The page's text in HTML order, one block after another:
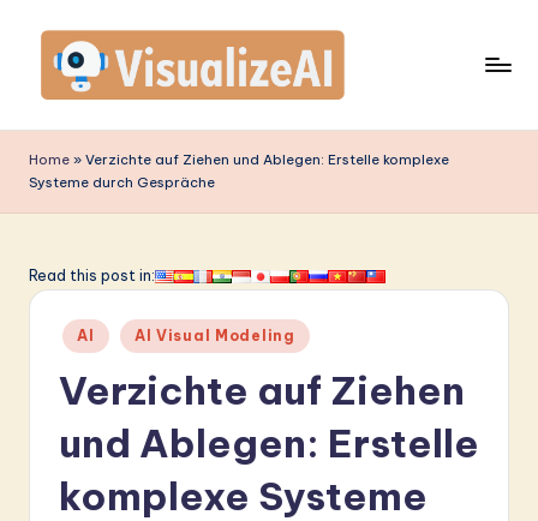
content
is
u
li
A
G
Home » Verzichte auf Ziehen und Ablegen: Erstelle komplexe
Systeme durch Gespräche
Read this post in:
Posted
in
AI AI Visual Modeling
Verzichte auf Ziehen
und Ablegen: Erstelle
komplexe Systeme